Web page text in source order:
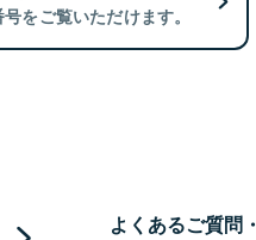
をご覧いただけます。
よくあるご質問